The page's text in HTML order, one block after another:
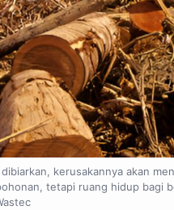
kerusakannya akan
tetapi ruang hidup bagi